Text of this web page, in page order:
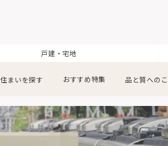
戸建・宅地
住まいを探す おすすめ特集 品と質への